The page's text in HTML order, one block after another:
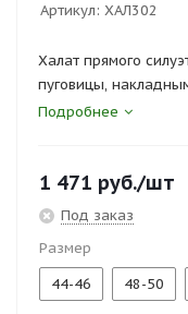
Артикул: ХАЛ302
Халат прямого
пуговицы,
разрезами. Объем по
ТР ТС 019/2011,
Подробнее
1 471 руб./шт
Под заказ
Размер
44-46
48-50